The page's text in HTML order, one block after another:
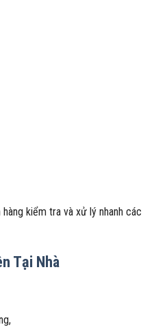
kiểm tra và xử lý nhanh các
Tại Nhà